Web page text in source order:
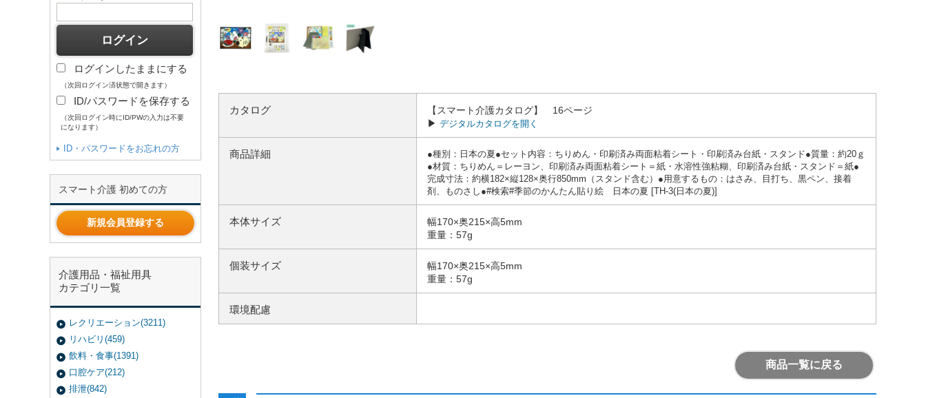
ログインしたままにする
（次回ログイン済状態で開きます）
ID/パスワードを保存する
（次回ログイン時にID/PWの入力は不要
になります）
ID・パスワードをお忘れの方
スマート介護 初めての方
新規会員登録する
介護用品・福祉用具
カテゴリ一覧
レクリエーション(3211)
リハビリ(459)
飲料・食事(1391)
口腔ケア(212)
排泄(842)
カタログ
【スマート介護カタログ】 16ページ
▶ デジタルカタログを開く
商品詳細
●種別：日本の夏●セット内容：ちりめん・印刷済み両面粘着シート・印刷済み台紙・スタンド●質量：約20ｇ
●材質：ちりめん＝レーヨン、印刷済み両面粘着シート＝紙・水溶性強粘糊、印刷済み台紙・スタンド＝紙●
完成寸法：約横182×縦128×奥行850mm（スタンド含む）●用意するもの：はさみ、目打ち、黒ペン、接着
剤、ものさし●#検索#季節のかんたん貼り絵 日本の夏 [TH-3(日本の夏)]
本体サイズ
幅170×奥215×高5mm
重量：57g
個装サイズ
幅170×奥215×高5mm
重量：57g
環境配慮
商品一覧に戻る